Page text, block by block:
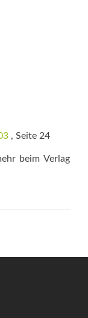
, Seite 24
beim Verlag